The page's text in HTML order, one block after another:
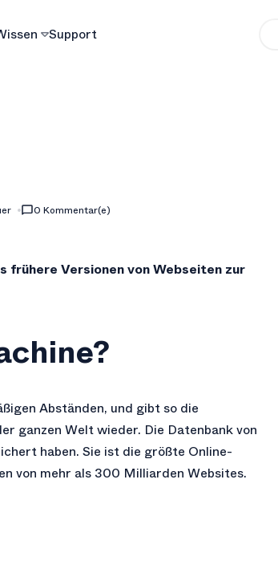
Support
0 Kommentar(e)
Versionen von Webseiten zur
Abständen, und gibt so die
ganzen Welt wieder. Die Datenbank von
haben. Sie ist die größte Online-
von mehr als 300 Milliarden Websites.